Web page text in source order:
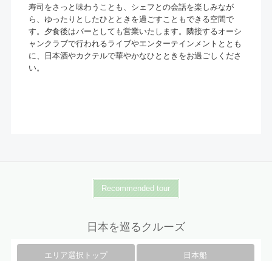
寿司をさっと味わうことも、シェフとの会話を楽しみなが
ら、ゆったりとしたひとときを過ごすこともできる空間で
す。夕食後はバーとしても営業いたします。隣接するオーシ
ャンクラブで行われるライブやエンターテインメントととも
に、日本酒やカクテルで華やかなひとときをお過ごしくださ
い。
Recommended tour
日本を巡るクルーズ
エリア選択トップ 日本船